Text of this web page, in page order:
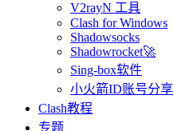
V2rayN 工具
Clash for Windows
Shadowsocks
Shadowrocket🚀
Sing-box软件
小火箭ID账号分享
Clash教程
专题